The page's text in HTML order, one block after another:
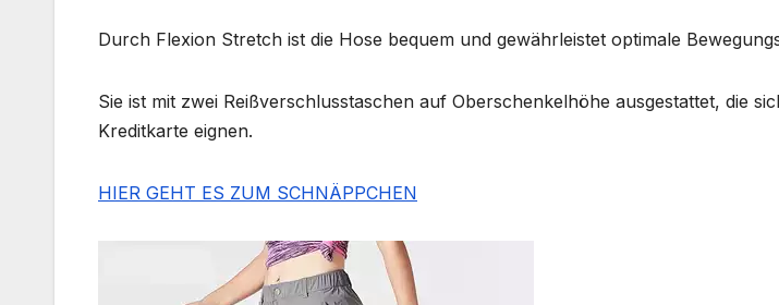
Durch Flexion Stretch ist die Hose bequem und gewährleistet optimale
Sie ist mit zwei Reißverschlusstaschen auf Oberschenkelhöhe ausgestattet, die
Kreditkarte eignen.
HIER GEHT ES ZUM SCHNÄPPCHEN